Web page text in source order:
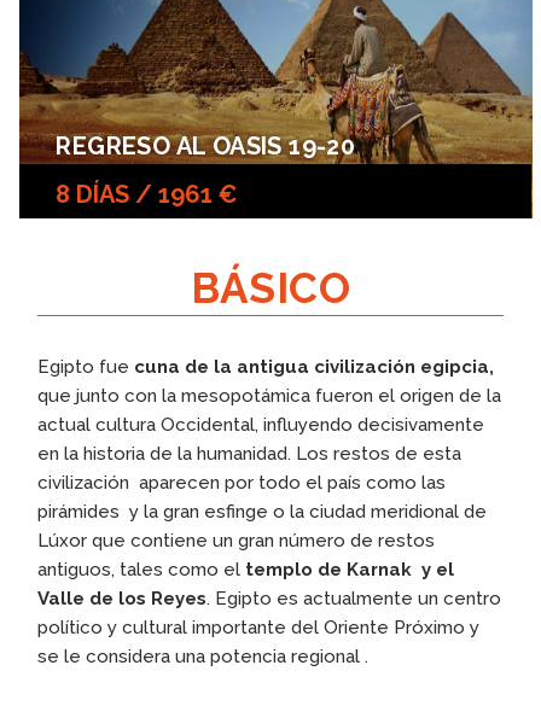
REGRESO AL OASIS 19-20
8 DÍAS / 1961 €
BÁSICO
Egipto fue cuna de la antigua civilización egipcia,
que junto con la mesopotámica fueron el origen de la
actual cultura Occidental, influyendo decisivamente
en la historia de la humanidad. Los restos de esta
civilización aparecen por todo el país como las
pirámides y la gran esfinge o la ciudad meridional de
Lúxor que contiene un gran número de restos
antiguos, tales como el templo de Karnak y el
Valle de los Reyes. Egipto es actualmente un centro
político y cultural importante del Oriente Próximo y
se le considera una potencia regional .